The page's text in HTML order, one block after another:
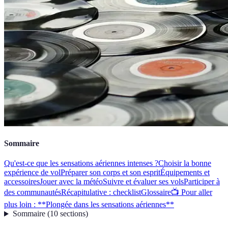
Sommaire
Qu'est-ce que les sensations aériennes intenses ?Choisir la bonne
expérience de volPréparer son corps et son espritÉquipements et
accessoiresJouer avec la météoSuivre et évaluer ses volsParticiper à
des communautésRécapitulative : checklistGlossaire📺 Pour aller
plus loin : **Plongée dans les sensations aériennes**
Sommaire(10 sections)